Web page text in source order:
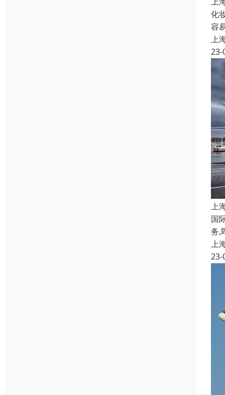
化
容
上
23-
上
国
务,
上
23-